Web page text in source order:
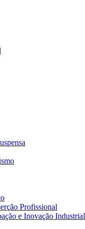
Profissional
e Inovação Industrial